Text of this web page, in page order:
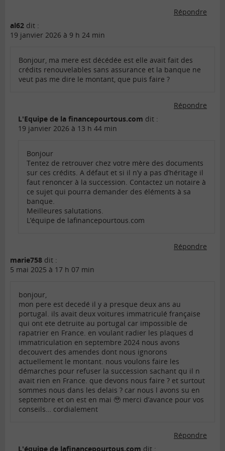
Répondre
al62 dit :
19 janvier 2026 à 9 h 24 min
Bonjour, ma mere est décédée est elle avait fait des
crédits renouvelables sans assurance et la banque ne
veut pas me dire le montant, que puis faire ?
Répondre
L'Equipe de la financepourtous.com dit :
19 janvier 2026 à 13 h 44 min
Bonjour
Tentez de retrouver chez votre mère des documents
sur ces crédits. A défaut et si il n’y a pas d’héritage il
faut renoncer à la succession. Contactez un notaire à
ce sujet qui pourra demander des éléments à sa
banque.
Meilleures salutations.
L’équipe de lafinancepourtous.com
Répondre
marie758 dit :
5 mai 2025 à 17 h 07 min
bonjour,
mon pere est decedé il y a presque deux ans au
portugal. ils avait deux voitures immatriculé française
qui ont ete detruite au portugal car impossible de
rapatrier en France. en voulant radier les plaques d
immatriculation en septembre 2024 nous avons
decouvert des amendes dont nous ignorons
actuellement le montant. nous voulons faire les
démarches pour refuser la succession sachant qu il n
avait rien en France. que devons nous faire ? et surtout
sommes nous dans les delais ? car nous l avons su en
septembre et on est en mai 🥹 merci d’avance pour vos
conseils… cordialement
Répondre
L'équipe de lafinancepourtous.com dit :